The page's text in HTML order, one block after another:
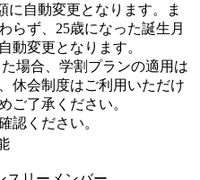
に自動変更となります。ま
らず、25歳になった誕生月
動変更となります。
場合、学割プランの適用は
休会制度はご利用いただけ
ご了承ください。
認ください。